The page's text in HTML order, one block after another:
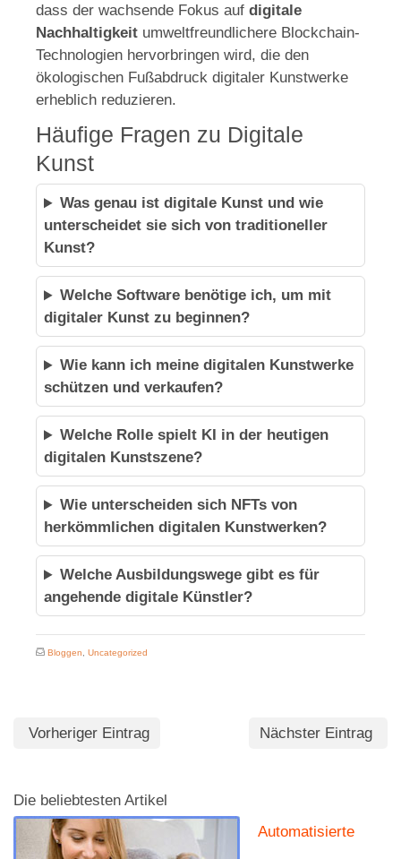
dass der wachsende Fokus auf digitale
Nachhaltigkeit umweltfreundlichere Blockchain-
Technologien hervorbringen wird, die den
ökologischen Fußabdruck digitaler Kunstwerke
erheblich reduzieren.
Häufige Fragen zu Digitale
Kunst
Was genau ist digitale Kunst und wie
unterscheidet sie sich von traditioneller
Kunst?
Welche Software benötige ich, um mit
digitaler Kunst zu beginnen?
Wie kann ich meine digitalen Kunstwerke
schützen und verkaufen?
Welche Rolle spielt KI in der heutigen
digitalen Kunstszene?
Wie unterscheiden sich NFTs von
herkömmlichen digitalen Kunstwerken?
Welche Ausbildungswege gibt es für
angehende digitale Künstler?
Bloggen, Uncategorized
Vorheriger Eintrag Nächster Eintrag
Die beliebtesten Artikel
Automatisierte